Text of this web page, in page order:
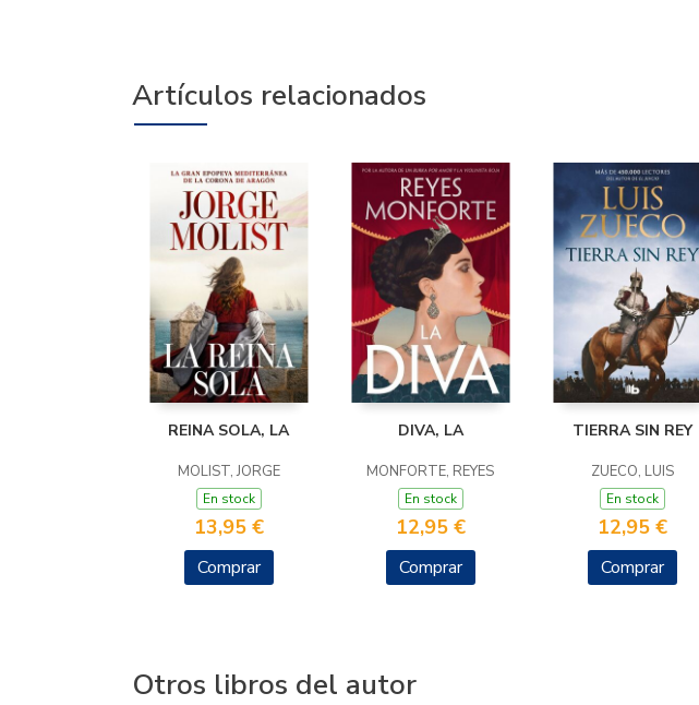
Artículos relacionados
REINA SOLA, LA
MOLIST, JORGE
En stock
13,95 €
Comprar
DIVA, LA
MONFORTE, REYES
En stock
12,95 €
Comprar
TIERRA SIN REY
ZUECO, LUIS
En stock
12,95 €
Comprar
Otros libros del autor